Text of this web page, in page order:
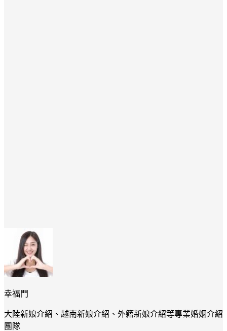
幸福門
大陸新娘介紹、越南新娘介紹、外籍新娘介紹等專業婚姻介紹
團隊